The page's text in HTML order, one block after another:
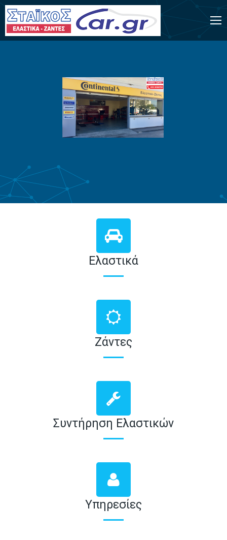
Ελαστικά
Ζάντες
Συντήρηση Ελαστικών
Υπηρεσίες